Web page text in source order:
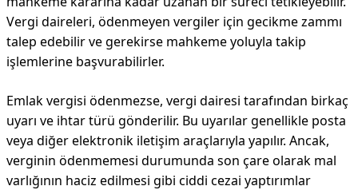
Vergi daireleri, ödenmeyen vergiler için gecikme zammı
talep edebilir ve gerekirse mahkeme yoluyla takip
işlemlerine başvurabilirler.
Emlak vergisi ödenmezse, vergi dairesi tarafından birkaç
uyarı ve ihtar türü gönderilir. Bu uyarılar genellikle posta
veya diğer elektronik iletişim araçlarıyla yapılır. Ancak,
verginin ödenmemesi durumunda son çare olarak mal
varlığının haciz edilmesi gibi ciddi cezai yaptırımlar